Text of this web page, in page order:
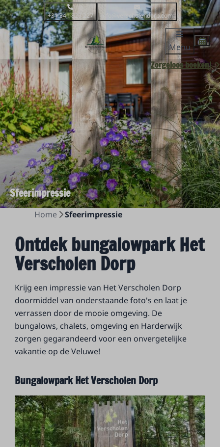
+31 341 820 227 info@verscholendorp.com
Menu
Sfeerimpressie
Zorgeloos boeken!
Home Sfeerimpressie
Ontdek bungalowpark Het
Verscholen Dorp
Krijg een impressie van Het Verscholen Dorp
doormiddel van onderstaande foto's en laat je
verrassen door de mooie omgeving. De
bungalows, chalets, omgeving en Harderwijk
zorgen gegarandeerd voor een onvergetelijke
vakantie op de Veluwe!
Bungalowpark Het Verscholen Dorp